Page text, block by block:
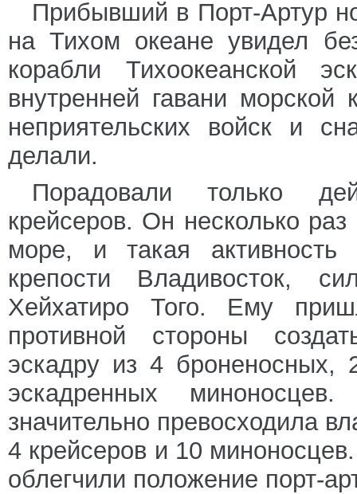
Прибывший в Порт-Артур
на Тихом океане увидел
корабли Тихоокеанской
внутренней гавани морской
неприятельских войск и
делали.
Порадовали только
крейсеров. Он несколько
море, и такая активность
крепости Владивосток,
Хейхатиро Того. Ему
противной стороны
эскадру из 4 броненосных,
эскадренных
значительно превосходила
4 крейсеров и 10
облегчили положение порт-